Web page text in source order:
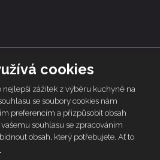
Google ReCAPTCHA a platí pro něj
smluvní podmínky společnosti Google.
Obchodní podmínky
Záruky
s osobními údaji
cookies
nejlepší zážitek z výběru kuchyně na
se soubory cookies nám
preferencím a přizpůsobit obsah
souhlasu se zpracováním
obsah, který potřebujete. Ať to